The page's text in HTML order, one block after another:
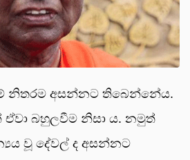
නිතරම අසන්නට තිබෙන්නේය.
බහුලවීම නිසා ය. නමුත්
වූ දේවල් ද අසන්නට